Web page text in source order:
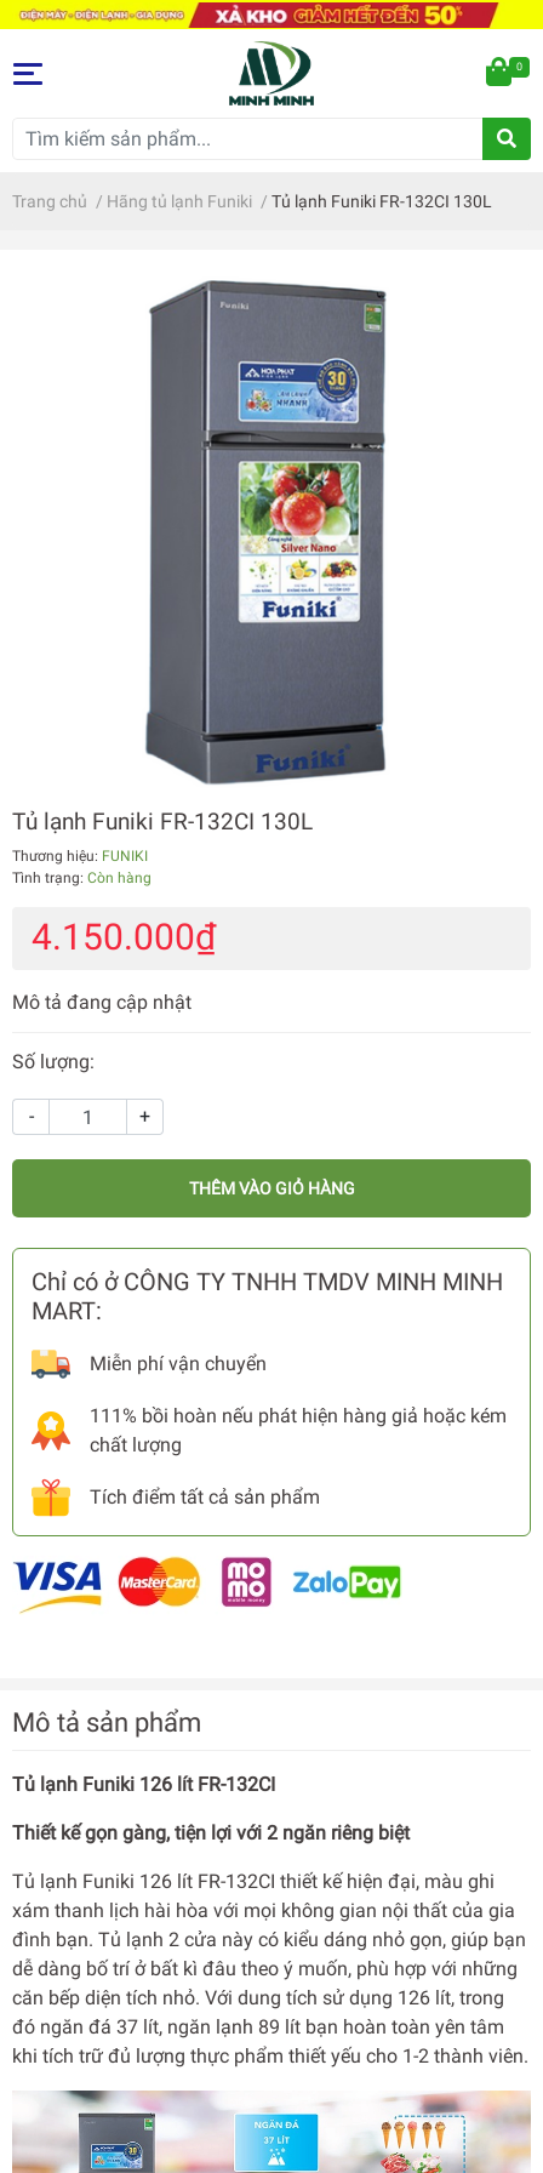
0
Trang chủ / Hãng tủ lạnh Funiki / Tủ lạnh Funiki FR-132CI 130L
Tủ lạnh Funiki FR-132CI 130L
Thương hiệu: FUNIKI
Tình trạng: Còn hàng
4.150.000₫
Mô tả đang cập nhật
Số lượng:
- +
THÊM VÀO GIỎ HÀNG
Chỉ có ở CÔNG TY TNHH TMDV MINH MINH
MART:
Miễn phí vận chuyển
111% bồi hoàn nếu phát hiện hàng giả hoặc kém
chất lượng
Tích điểm tất cả sản phẩm
Mô tả sản phẩm
Tủ lạnh Funiki 126 lít FR-132CI
Thiết kế gọn gàng, tiện lợi với 2 ngăn riêng biệt
Tủ lạnh Funiki 126 lít FR-132CI thiết kế hiện đại, màu ghi
xám thanh lịch hài hòa với mọi không gian nội thất của gia
đình bạn. Tủ lạnh 2 cửa này có kiểu dáng nhỏ gọn, giúp bạn
dễ dàng bố trí ở bất kì đâu theo ý muốn, phù hợp với những
căn bếp diện tích nhỏ. Với dung tích sử dụng 126 lít, trong
đó ngăn đá 37 lít, ngăn lạnh 89 lít bạn hoàn toàn yên tâm
khi tích trữ đủ lượng thực phẩm thiết yếu cho 1-2 thành viên.